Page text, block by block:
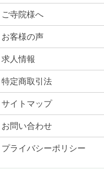
ご寺院様へ
お客様の声
求人情報
特定商取引法
サイトマップ
お問い合わせ
プライバシーポリシー